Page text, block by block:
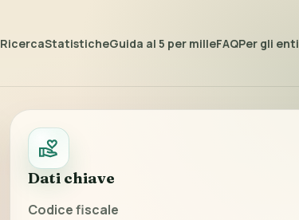
RicercaStatisticheGuida al 5 per milleFAQPer gli enti
Dati chiave
Codice fiscale